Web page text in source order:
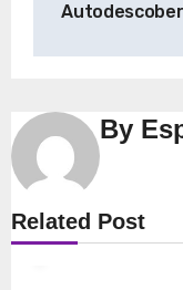
By
Related Post
Espiritualidade
Explorando a